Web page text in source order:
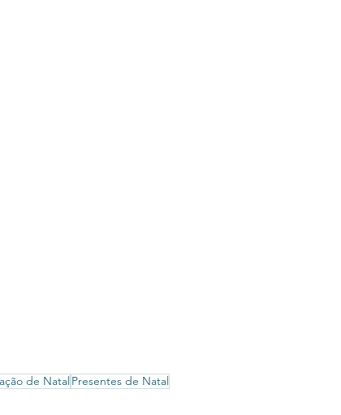
de Natal Presentes de Natal